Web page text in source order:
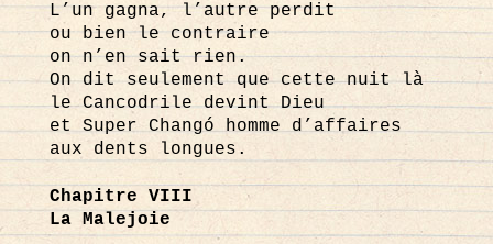
L’un gagna, l’autre perdit
ou bien le contraire
on n’en sait rien.
On dit seulement que cette nuit là
le Cancodrile devint Dieu
et Super Changó homme d’affaires
aux dents longues.
Chapitre VIII
La Malejoie